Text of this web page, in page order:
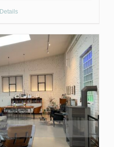
Details